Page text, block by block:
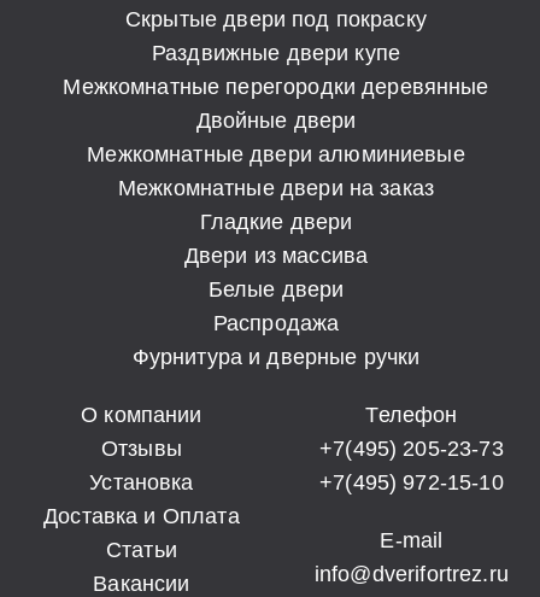
Скрытые двери под покраску
Раздвижные двери купе
Межкомнатные перегородки деревянные
Двойные двери
Межкомнатные двери алюминиевые
Межкомнатные двери на заказ
Гладкие двери
Двери из массива
Белые двери
Распродажа
Фурнитура и дверные ручки
О компании
Отзывы
Установка
Доставка и Оплата
Статьи
Вакансии
Телефон
+7(495) 205-23-73
+7(495) 972-15-10
E-mail
info@dverifortrez.ru